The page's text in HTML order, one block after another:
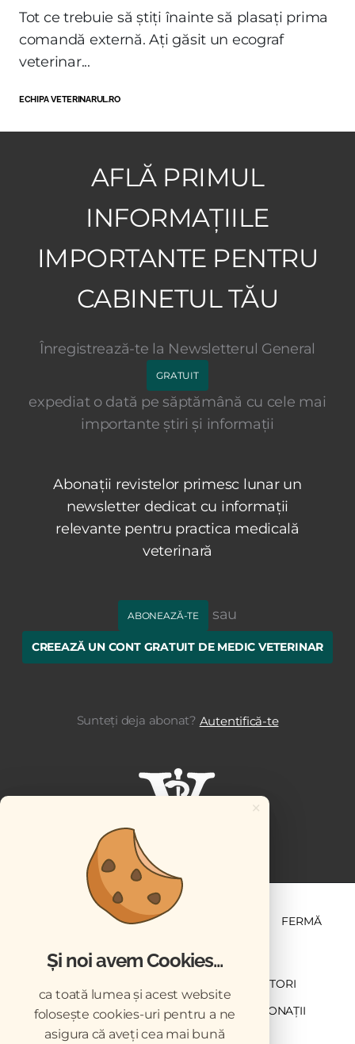
Tot ce trebuie să știți înainte să plasați prima
comandă externă. Ați găsit un ecograf
veterinar...
ECHIPA VETERINARUL.RO
AFLĂ PRIMUL
INFORMAȚIILE
IMPORTANTE PENTRU
CABINETUL TĂU
Înregistrează-te la Newsletterul General
GRATUIT
expediat o dată pe săptămână cu cele mai
importante știri și informații
Abonații revistelor primesc lunar un
newsletter dedicat cu informații
relevante pentru practica medicală
veterinară
ABONEAZĂ-TE sau
CREEAZĂ UN CONT GRATUIT DE MEDIC VETERINAR
Sunteți deja abonat? Autentifică-te
ȘTIINȚĂ ȘI PRACTICĂ FERMĂ
CONTRIBUTORI
DESCĂRCĂRI ACREDITARE CMVRO DONAȚII
CHESTIONAR
×
Și noi avem Cookies...
ca toată lumea și acest website
folosește cookies-uri pentru a ne
asigura că aveți cea mai bună